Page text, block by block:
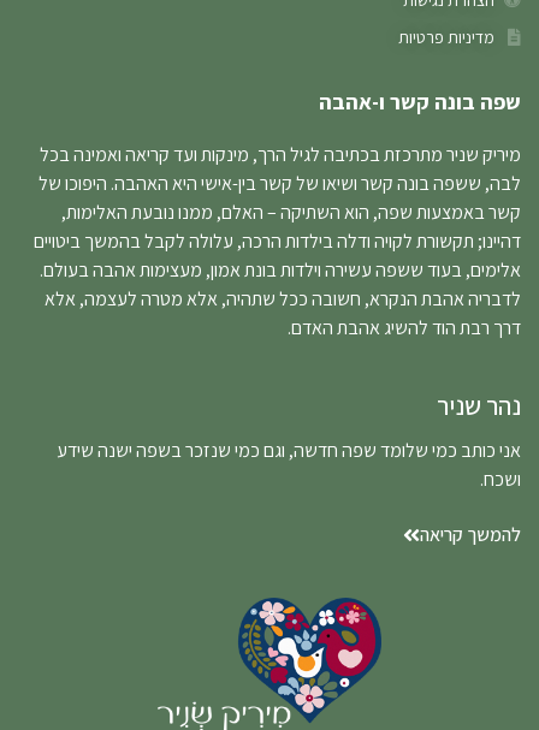
מדיניות פרטיות
שפה בונה קשר ו-אהבה
מיריק שניר מתרכזת בכתיבה לגיל הרך, מינקות ועד קריאה ואמינה בכל
לבה, ששפה בונה קשר ושיאו של קשר בין-אישי היא האהבה. היפוכו של
קשר באמצעות שפה, הוא השתיקה – האלם, ממנו נובעת האלימות,
דהיינו; תקשורת לקויה ודלה בילדות הרכה, עלולה לקבל בהמשך ביטויים
אלימים, בעוד ששפה עשירה וילדות בונת אמון, מעצימות אהבה בעולם.
לדבריה אהבת הנקרא, חשובה ככל שתהיה, אלא מטרה לעצמה, אלא
דרך רבת הוד להשיג אהבת האדם.
נהר שניר
אני כותב כמי שלומד שפה חדשה, וגם כמי שנזכר בשפה ישנה שידע
ושכח.
להמשך קריאה